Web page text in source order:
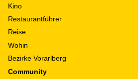
Kino
Restaurantführer
Reise
Wohin
Bezirke Vorarlberg
Community